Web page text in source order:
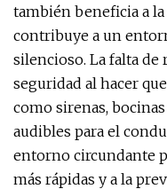
también beneficia a
contribuye a un
silencioso. La falta
seguridad al hacer
como sirenas,
audibles para el
entorno circundante
más rápidas y a la